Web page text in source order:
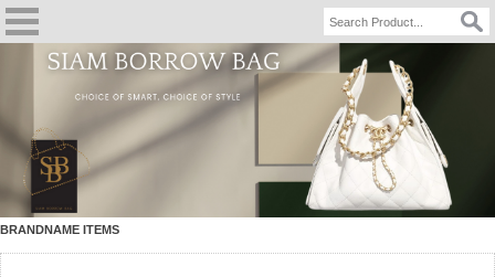
BRANDNAME ITEMS